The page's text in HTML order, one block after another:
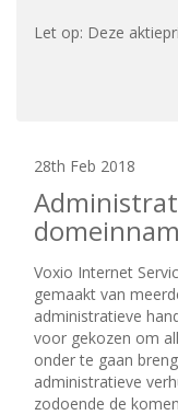
Let op: Deze
28th Feb 2018
Voxio Internet
gemaakt van
administratieve
voor gekozen om
onder te gaan
administratieve
zodoende de